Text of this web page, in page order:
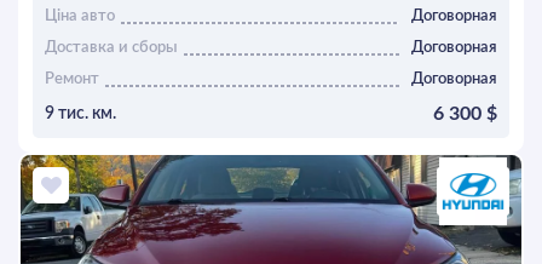
Ціна авто
Договорная
Доставка и сборы
Договорная
Ремонт
Договорная
9 тис. км. 6 300 $
ОСТАВИТЬ ЗАЯВКУ